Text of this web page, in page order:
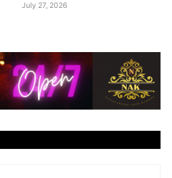
July 27, 2026